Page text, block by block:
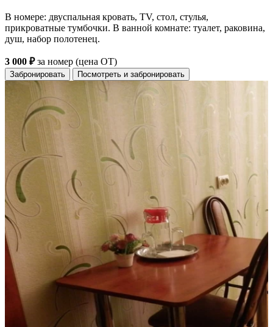
В номере: двуспальная кровать, TV, стол, стулья,
прикроватные тумбочки. В ванной комнате: туалет, раковина,
душ, набор полотенец.
3 000 ₽за номер (цена ОТ)
Забронировать Посмотреть и забронировать